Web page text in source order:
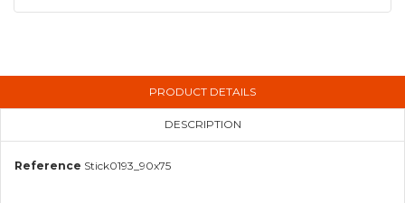
PRODUCT DETAILS
DESCRIPTION
Reference Stick0193_90x75